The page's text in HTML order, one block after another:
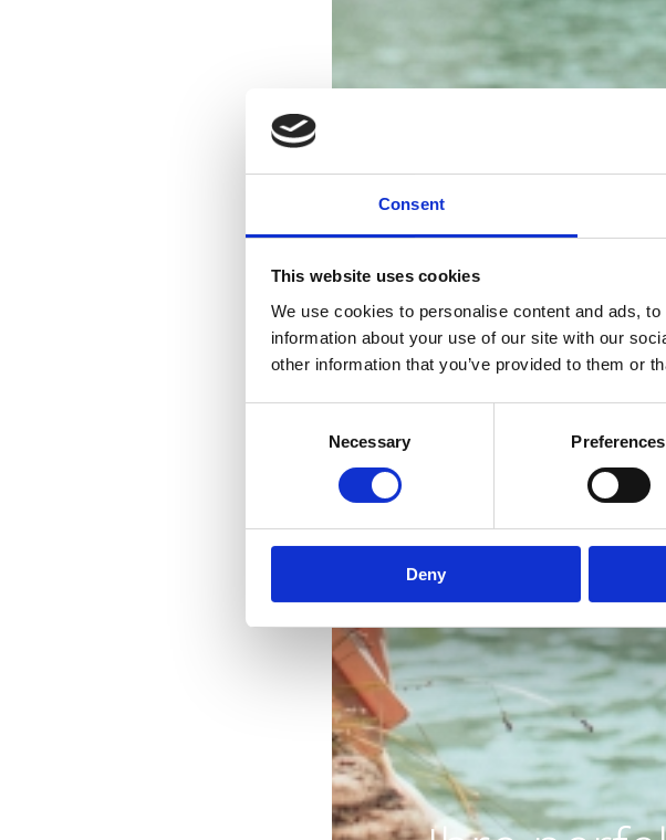
Consent
This website uses cookies
We use cookies to personalise content and ads,
information about your use of our site with our
other information that you’ve provided to them or
Necessary Preferences
Deny
VIŠE INFORMACIJA
VIŠE INFORMACIJA